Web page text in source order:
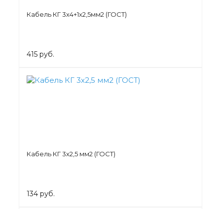
Кабель КГ 3х4+1х2,5мм2 (ГОСТ)
415 руб.
Кабель КГ 3х2,5 мм2 (ГОСТ)
134 руб.